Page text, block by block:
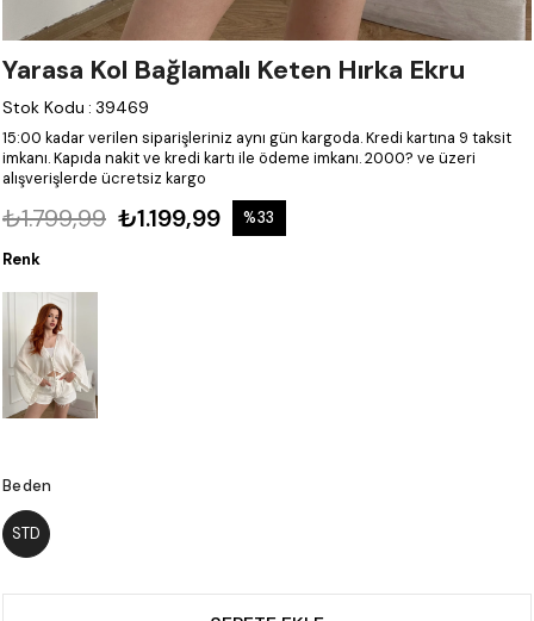
Yarasa Kol Bağlamalı Keten Hırka Ekru
Stok Kodu : 39469
15:00 kadar verilen siparişleriniz aynı gün kargoda.Kredi kartına 9 taksit
imkanı.Kapıda nakit ve kredi kartı ile ödeme imkanı.2000? ve üzeri
alışverişlerde ücretsiz kargo
₺1.799,99 ₺1.199,99 %33
Renk
Beden
STD